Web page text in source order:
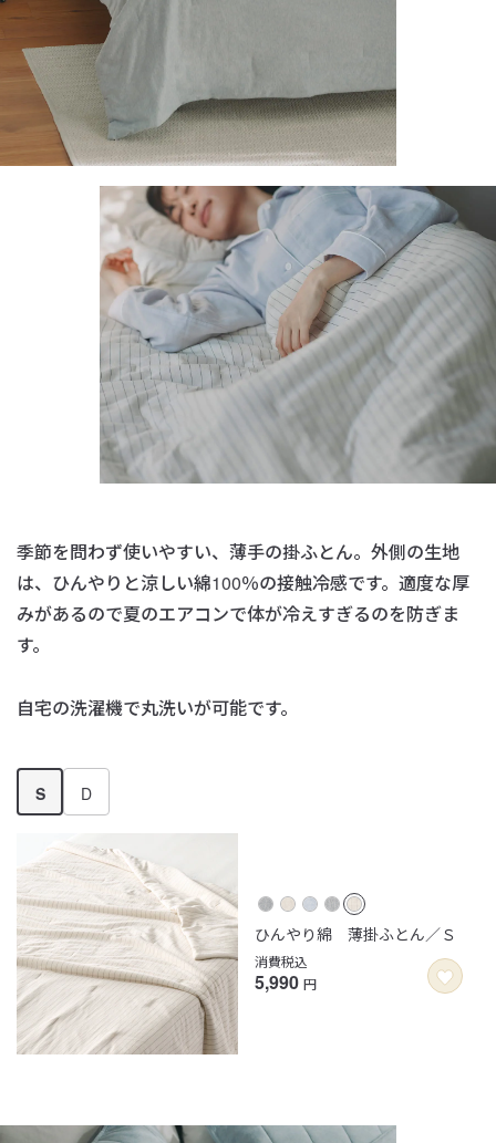
季節を問わず使いやすい、薄手の掛ふとん。 外側の生地
は、ひんやりと涼しい綿100％の接触冷感です。 適度な厚
みがあるので夏のエアコンで体が冷えすぎるのを防ぎま
す。
自宅の洗濯機で丸洗いが可能です。
S D
ひんやり綿 薄掛ふとん／Ｓ
消費税込
5,990 円